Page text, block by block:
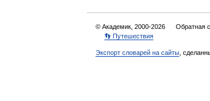
© Академик, 2000-2026 Обратная
👣 Путешествия
Экспорт словарей на сайты ,